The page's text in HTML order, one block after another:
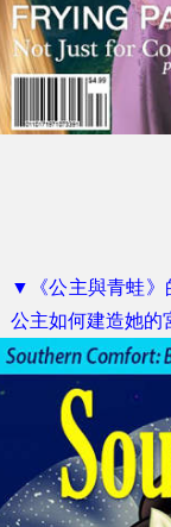
▼《公主與青蛙》
公主如何建造她的